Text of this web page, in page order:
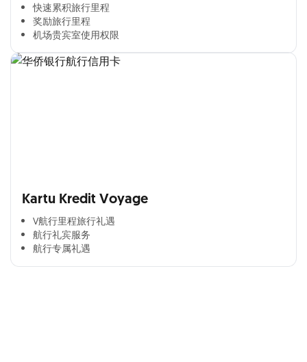
快速累积旅行里程​
奖励旅行里程​
机场贵宾室使用权限​
Kartu Kredit Voyage
V航行里程旅行礼遇
航行礼宾服务
航行专属礼遇
Cross Selling Banner Global